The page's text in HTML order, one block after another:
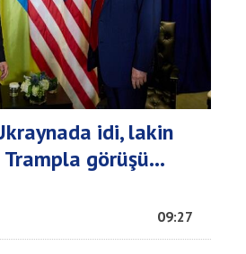
idi, lakin
görüşü...
09:27